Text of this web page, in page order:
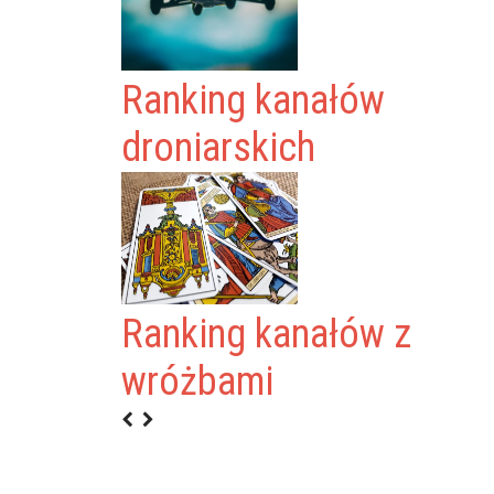
Ranking kanałów
droniarskich
Ranking kanałów z
wróżbami